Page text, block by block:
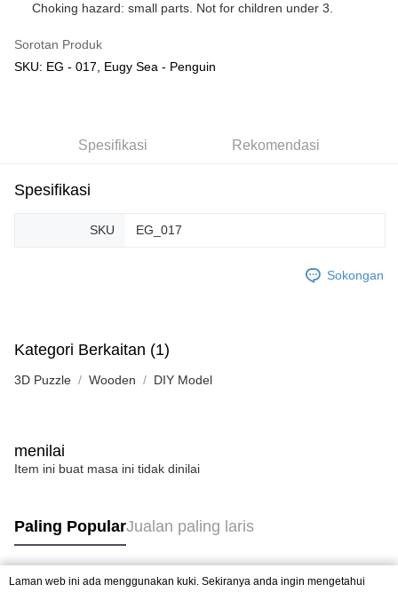
Choking hazard: small parts. Not for children under 3.
Sorotan Produk
SKU: EG - 017, Eugy Sea - Penguin
Spesifikasi Rekomendasi
Spesifikasi
SKU EG_017
Sokongan
Kategori Berkaitan (1)
3D Puzzle Wooden DIY Model
menilai
Item ini buat masa ini tidak dinilai
Paling PopularJualan paling laris
Laman web ini ada menggunakan kuki. Sekiranya anda ingin mengetahui